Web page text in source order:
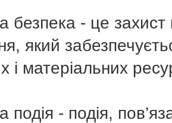
безпека - це захист
який
і матеріальних
подія - подія,